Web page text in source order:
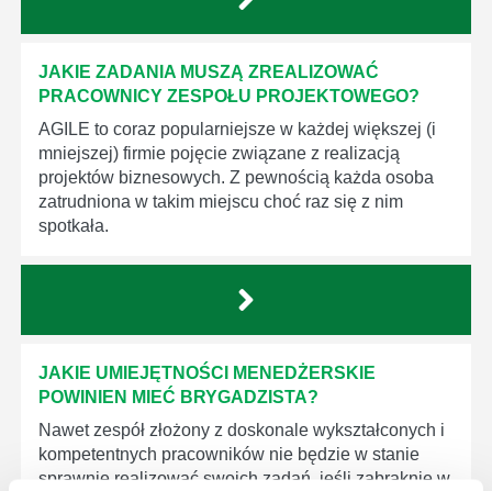
JAKIE ZADANIA MUSZĄ ZREALIZOWAĆ
PRACOWNICY ZESPOŁU PROJEKTOWEGO?
AGILE to coraz popularniejsze w każdej większej (i
mniejszej) firmie pojęcie związane z realizacją
projektów biznesowych. Z pewnością każda osoba
zatrudniona w takim miejscu choć raz się z nim
spotkała.
JAKIE UMIEJĘTNOŚCI MENEDŻERSKIE
POWINIEN MIEĆ BRYGADZISTA?
Nawet zespół złożony z doskonale wykształconych i
kompetentnych pracowników nie będzie w stanie
sprawnie realizować swoich zadań, jeśli zabraknie w